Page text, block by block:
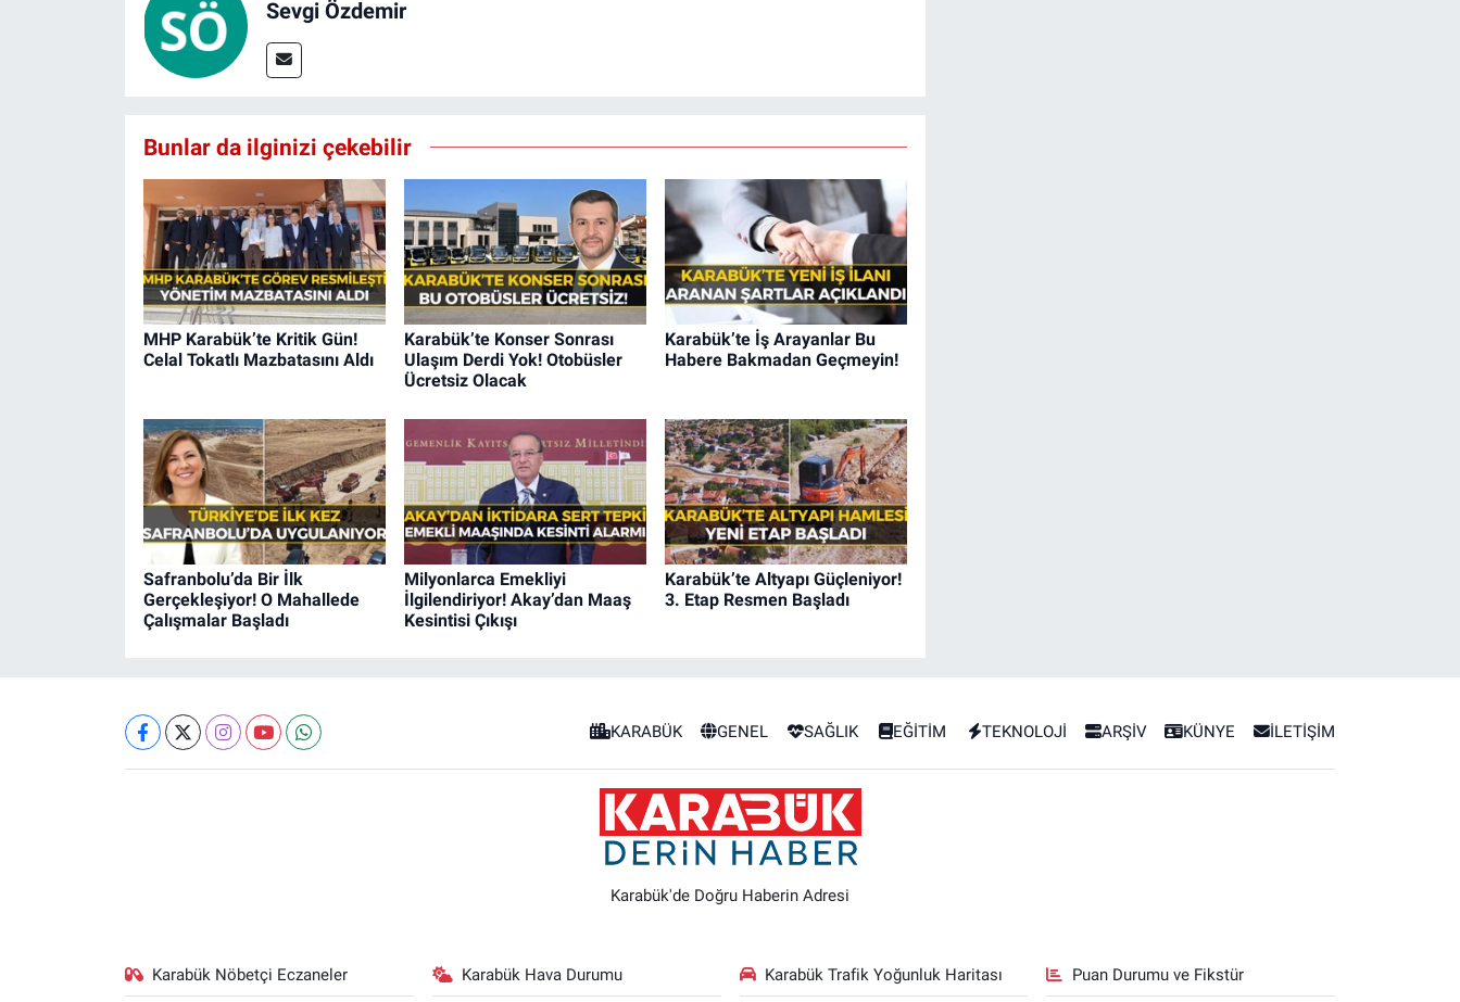
Sevgi Özdemir
Bunlar da ilginizi çekebilir
MHP Karabük’te Kritik Gün!
Celal Tokatlı Mazbatasını Aldı
Karabük’te Konser Sonrası
Ulaşım Derdi Yok! Otobüsler
Ücretsiz Olacak
Karabük’te İş Arayanlar Bu
Habere Bakmadan Geçmeyin!
Safranbolu’da Bir İlk
Gerçekleşiyor! O Mahallede
Çalışmalar Başladı
Milyonlarca Emekliyi
İlgilendiriyor! Akay’dan Maaş
Kesintisi Çıkışı
Karabük’te Altyapı Güçleniyor!
3. Etap Resmen Başladı
KARABÜK GENEL SAĞLIK EĞİTİM TEKNOLOJİ ARŞİV KÜNYE İLETİŞİM
Karabük'de Doğru Haberin Adresi
Karabük Nöbetçi Eczaneler Karabük Hava Durumu Karabük Trafik Yoğunluk Haritası Puan Durumu ve Fikstür